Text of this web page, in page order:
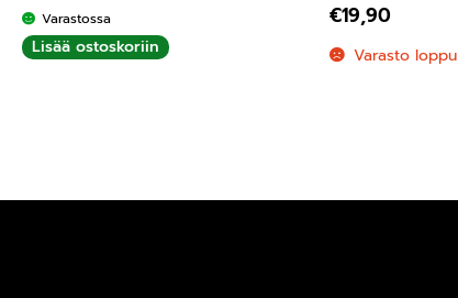
Varastossa
Lisää ostoskoriin
€19,90
Varasto loppu